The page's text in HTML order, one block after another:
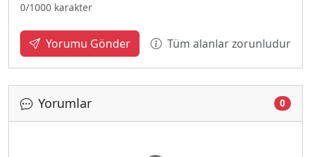
0/1000 karakter
Yorumu Gönder Tüm alanlar zorunludur
Yorumlar 0